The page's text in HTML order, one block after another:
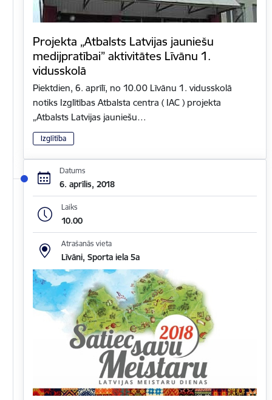
Projekta „Atbalsts Latvijas jauniešu
medijpratībai” aktivitātes Līvānu 1.
vidusskolā
Piektdien, 6. aprīlī, no 10.00 Līvānu 1. vidusskolā
notiks Izglītības Atbalsta centra ( IAC ) projekta
„Atbalsts Latvijas jauniešu…
Izglītība
Datums
6. aprīlis, 2018
Laiks
10.00
Atrašanās vieta
Līvāni, Sporta iela 5a